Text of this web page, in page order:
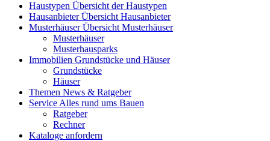
Haustypen Übersicht der Haustypen
HausanbieterÜbersicht Hausanbieter
MusterhäuserÜbersicht Musterhäuser
Musterhäuser
Musterhausparks
Immobilien Grundstücke und Häuser
Grundstücke
Häuser
Themen News & Ratgeber
Service Alles rund ums Bauen
Ratgeber
Rechner
Kataloge anfordern